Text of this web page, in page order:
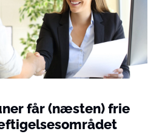
får (næsten) frie